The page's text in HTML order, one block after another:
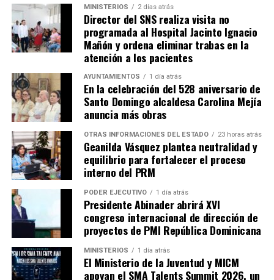
MINISTERIOS 2 días atrás
Director del SNS realiza visita no
programada al Hospital Jacinto Ignacio
Mañón y ordena eliminar trabas en la
atención a los pacientes
AYUNTAMIENTOS 1 día atrás
En la celebración del 528 aniversario de
Santo Domingo alcaldesa Carolina Mejía
anuncia más obras
OTRAS INFORMACIONES DEL ESTADO 23 horas atrás
Geanilda Vásquez plantea neutralidad y
equilibrio para fortalecer el proceso
interno del PRM
PODER EJECUTIVO 1 día atrás
Presidente Abinader abrirá XVI
congreso internacional de dirección de
proyectos de PMI República Dominicana
MINISTERIOS 1 día atrás
El Ministerio de la Juventud y MICM
apoyan el SMA Talents Summit 2026, un